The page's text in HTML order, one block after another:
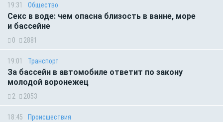
19:31 Общество
Секс в воде: чем опасна близость в ванне, море
и бассейне
0 2881
19:01 Транспорт
За бассейн в автомобиле ответит по закону
молодой воронежец
2 2053
18:45 Происшествия